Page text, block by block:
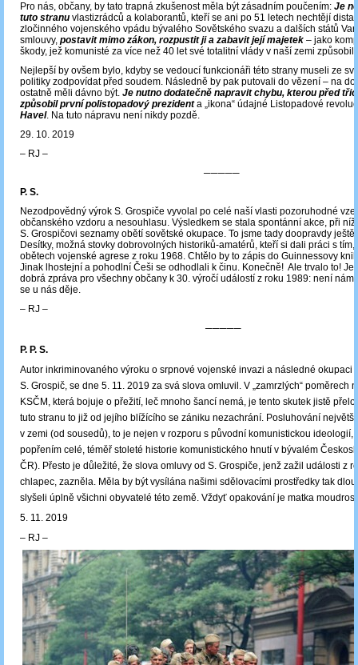
Pro nás, občany, by tato trapná zkušenost měla být zásadním poučením: Je
tuto stranu vlastizrádců a kolaborantů, kteří se ani po 51 letech nechtějí
zločinného vojenského vpádu bývalého Sovětského svazu a dalších států
smlouvy, postavit mimo zákon, rozpustit ji a zabavit její majetek – jako
škody, jež komunisté za více než 40 let své totalitní vlády v naší zemi způsobili.
Nejlepší by ovšem bylo, kdyby se vedoucí funkcionáři této strany museli ze
politiky zodpovídat před soudem. Následně by pak putovali do vězení ‒ na
ostatně měli dávno být. Je nutno dodatečně napravit chybu, kterou před
způsobil první polistopadový prezidenta „ikona“ údajné Listopadové
Havel. Na tuto nápravu není nikdy pozdě.
29. 10. 2019
‒ RJ ‒
─────
P. S.
Nezodpovědný výrok S. Grospiče vyvolal po celé naší vlasti pozoruhodné
občanského vzdoru a nesouhlasu. Výsledkem se stala spontánní akce, při
S. Grospičovi seznamy obětí sovětské okupace. To jsme tady doopravdy ještě
Desítky, možná stovky dobrovolných historiků-amatérů, kteří si dali práci s
obětech vojenské agrese z roku 1968. Chtělo by to zápis do Guinnessovy
Jinak lhostejní a pohodlní Češi se odhodlali k činu. Konečně! Ale trvalo to! Je
dobrá zpráva pro všechny občany k 30. výročí událostí z roku 1989: není nám
se u nás děje.
‒ RJ ‒
─────
P. P. S.
Autor inkriminovaného výroku o srpnové vojenské invazi a následné okupaci
S. Grospič, se dne 5. 11. 2019 za svá slova omluvil. V „zamrzlých“ poměrech
KSČM, která bojuje o přežití, leč mnoho šancí nemá, je tento skutek jistě
tuto stranu to již od jejího blížícího se zániku nezachrání. Posluhování
v zemi (od sousedů), to je nejen v rozporu s původní komunistickou ideologií,
popřením celé, téměř stoleté historie komunistického hnutí v bývalém
ČR). Přesto je důležité, že slova omluvy od S. Grospiče, jenž zažil události z
chlapec, zazněla. Měla by být vysílána našimi sdělovacími prostředky tak
slyšeli úplně všichni obyvatelé této země. Vždyť opakování je matka
5. 11. 2019
‒ RJ ‒